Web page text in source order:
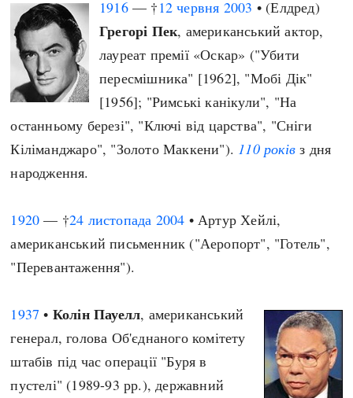
1916— †12 червня 2003 • (Елдред)
Грегорі Пек, американський актор,
лауреат премії «Оскар» ("Убити
пересмішника" [1962], "Мобі Дік"
[1956]; "Римські канікули", "На
останньому березі", "Ключі від царства", "Сніги
Кіліманджаро", "Золото Маккени"). 110 років з дня
народження.
1920 — †24 листопада 2004 • Артур Хейлі,
американський письменник ("Аеропорт", "Готель",
"Перевантаження").
1937 • Колін Пауелл, американський
генерал, голова Об'єднаного комітету
штабів під час операції "Буря в
пустелі" (1989-93 рр.), державний